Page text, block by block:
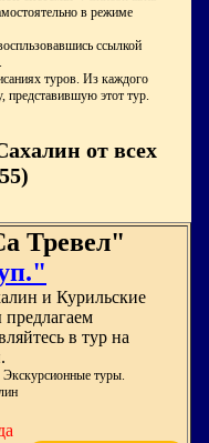
в режиме
ссылкой
.
туров. Из каждого
представившую этот тур.
от всех
Тревел"
и Курильские
предлагаем
в тур на
туры.